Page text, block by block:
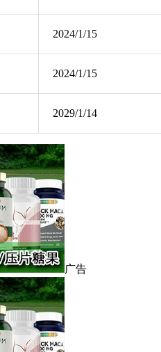
2024/1/15
2024/1/15
2029/1/14
广告